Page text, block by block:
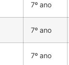
7º ano
7º ano
7º ano